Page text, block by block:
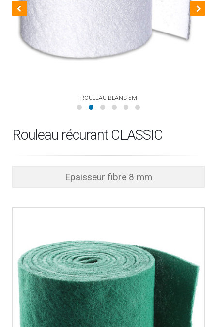
ROULEAU BLANC 5M
Rouleau récurant CLASSIC
Epaisseur fibre 8 mm